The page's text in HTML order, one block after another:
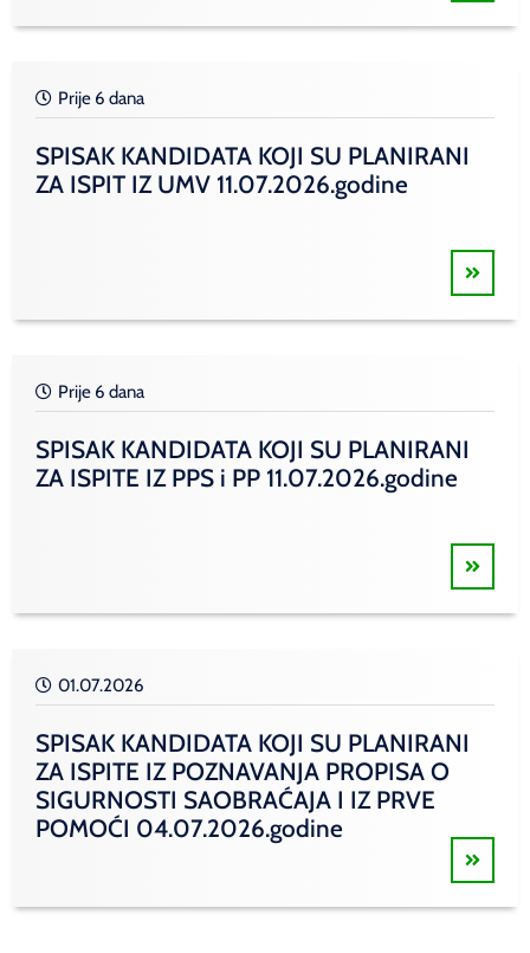
Prije 6 dana
SPISAK KANDIDATA KOJI SU PLANIRANI
ZA ISPIT IZ UMV 11.07.2026.godine
Prije 6 dana
SPISAK KANDIDATA KOJI SU PLANIRANI
ZA ISPITE IZ PPS i PP 11.07.2026.godine
01.07.2026
SPISAK KANDIDATA KOJI SU PLANIRANI
ZA ISPITE IZ POZNAVANJA PROPISA O
SIGURNOSTI SAOBRAĆAJA I IZ PRVE
POMOĆI 04.07.2026.godine